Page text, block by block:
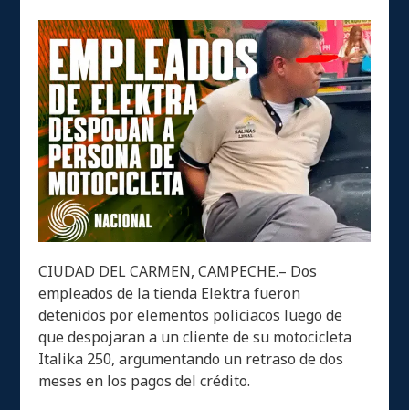
CIUDAD DEL CARMEN, CAMPECHE.– Dos
empleados de la tienda Elektra fueron
detenidos por elementos policiacos luego de
que despojaran a un cliente de su motocicleta
Italika 250, argumentando un retraso de dos
meses en los pagos del crédito.